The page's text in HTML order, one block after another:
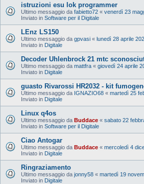
istruzioni esu lok programmer
Ultimo messaggio da fabietto72 « venerdì 23
Inviato in Software per il Digitale
LEnz LS150
Ultimo messaggio da gpvasi « lunedì 28 aprile
Inviato in Digitale
Decoder Uhlenbrock 21 mtc
Ultimo messaggio da mattfra « giovedì 24 aprile
Inviato in Digitale
guasto Rivarossi HR2032 - kit
Ultimo messaggio da IGNAZIO68 « martedì 25
Inviato in Digitale
Linux q4os
Ultimo messaggio da Buddace « sabato 22
Inviato in Software per il Digitale
Ciao Antogar
Ultimo messaggio da Buddace « mercoledì 4
Inviato in Digitale
Ringraziamento
Ultimo messaggio da jonny58 « martedì 19
Inviato in Digitale